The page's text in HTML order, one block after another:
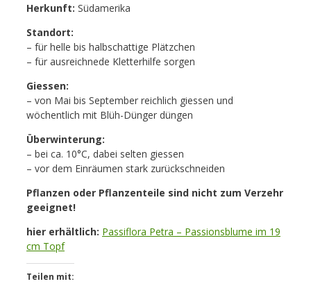
Herkunft: Südamerika
Standort:
– für helle bis halbschattige Plätzchen
– für ausreichnede Kletterhilfe sorgen
Giessen:
– von Mai bis September reichlich giessen und
wöchentlich mit Blüh-Dünger düngen
Überwinterung:
– bei ca. 10°C, dabei selten giessen
– vor dem Einräumen stark zurückschneiden
Pflanzen oder Pflanzenteile sind nicht zum Verzehr
geeignet!
hier erhältlich: Passiflora Petra – Passionsblume im 19
cm Topf
Teilen mit: